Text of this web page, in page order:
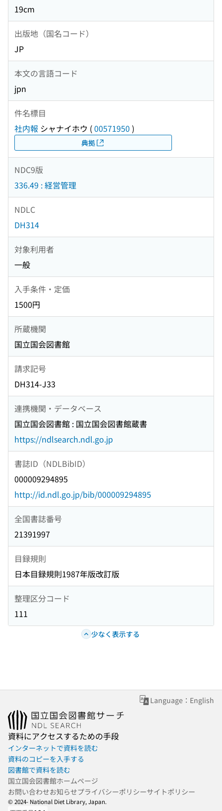
19cm
出版地（国名コード）
JP
本文の言語コード
jpn
件名標目
社内報 シャナイホウ (00571950 )
典拠
NDC9版
336.49 : 経営管理
NDLC
DH314
対象利用者
一般
入手条件・定価
1500円
所蔵機関
国立国会図書館
請求記号
DH314-J33
連携機関・データベース
国立国会図書館 : 国立国会図書館蔵書
https://ndlsearch.ndl.go.jp
書誌ID（NDLBibID）
000009294895
http://id.ndl.go.jp/bib/000009294895
全国書誌番号
21391997
目録規則
日本目録規則1987年版改訂版
整理区分コード
111
少なく表示する
Language：English
資料にアクセスするための手段
インターネットで資料を読む
資料のコピーを入手する
図書館で資料を読む
国立国会図書館ホームページ
お問い合わせお知らせプライバシーポリシーサイトポリシー
© 2024- National Diet Library, Japan.